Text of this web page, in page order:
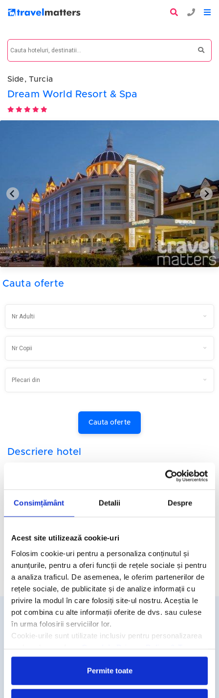
Consimțământ Detalii Despre
Acest site utilizează cookie-uri
Folosim cookie-uri pentru a personaliza conținutul și
anunțurile, pentru a oferi funcții de rețele sociale și pentru
a analiza traficul. De asemenea, le oferim partenerilor de
rețele sociale, de publicitate și de analize informații cu
privire la modul în care folosiți site-ul nostru. Aceștia le
pot combina cu alte informații oferite de dvs. sau culese
în urma folosirii serviciilor lor.
Cookie-urile sunt utilizate inclusiv pentru personalizarea
Permite toate
Side, Turcia
Dream World Resort & Spa
Cauta oferte
Cauta oferte
Descriere hotel
metri de propria plaja de pe tarmul Mediteranei, in statiunea
Facilitati hotel
Camere hotel
Cere oferta personalizata
Detalii si rezervari
rezervari@travelmatters.ro
Licente TravelMatters